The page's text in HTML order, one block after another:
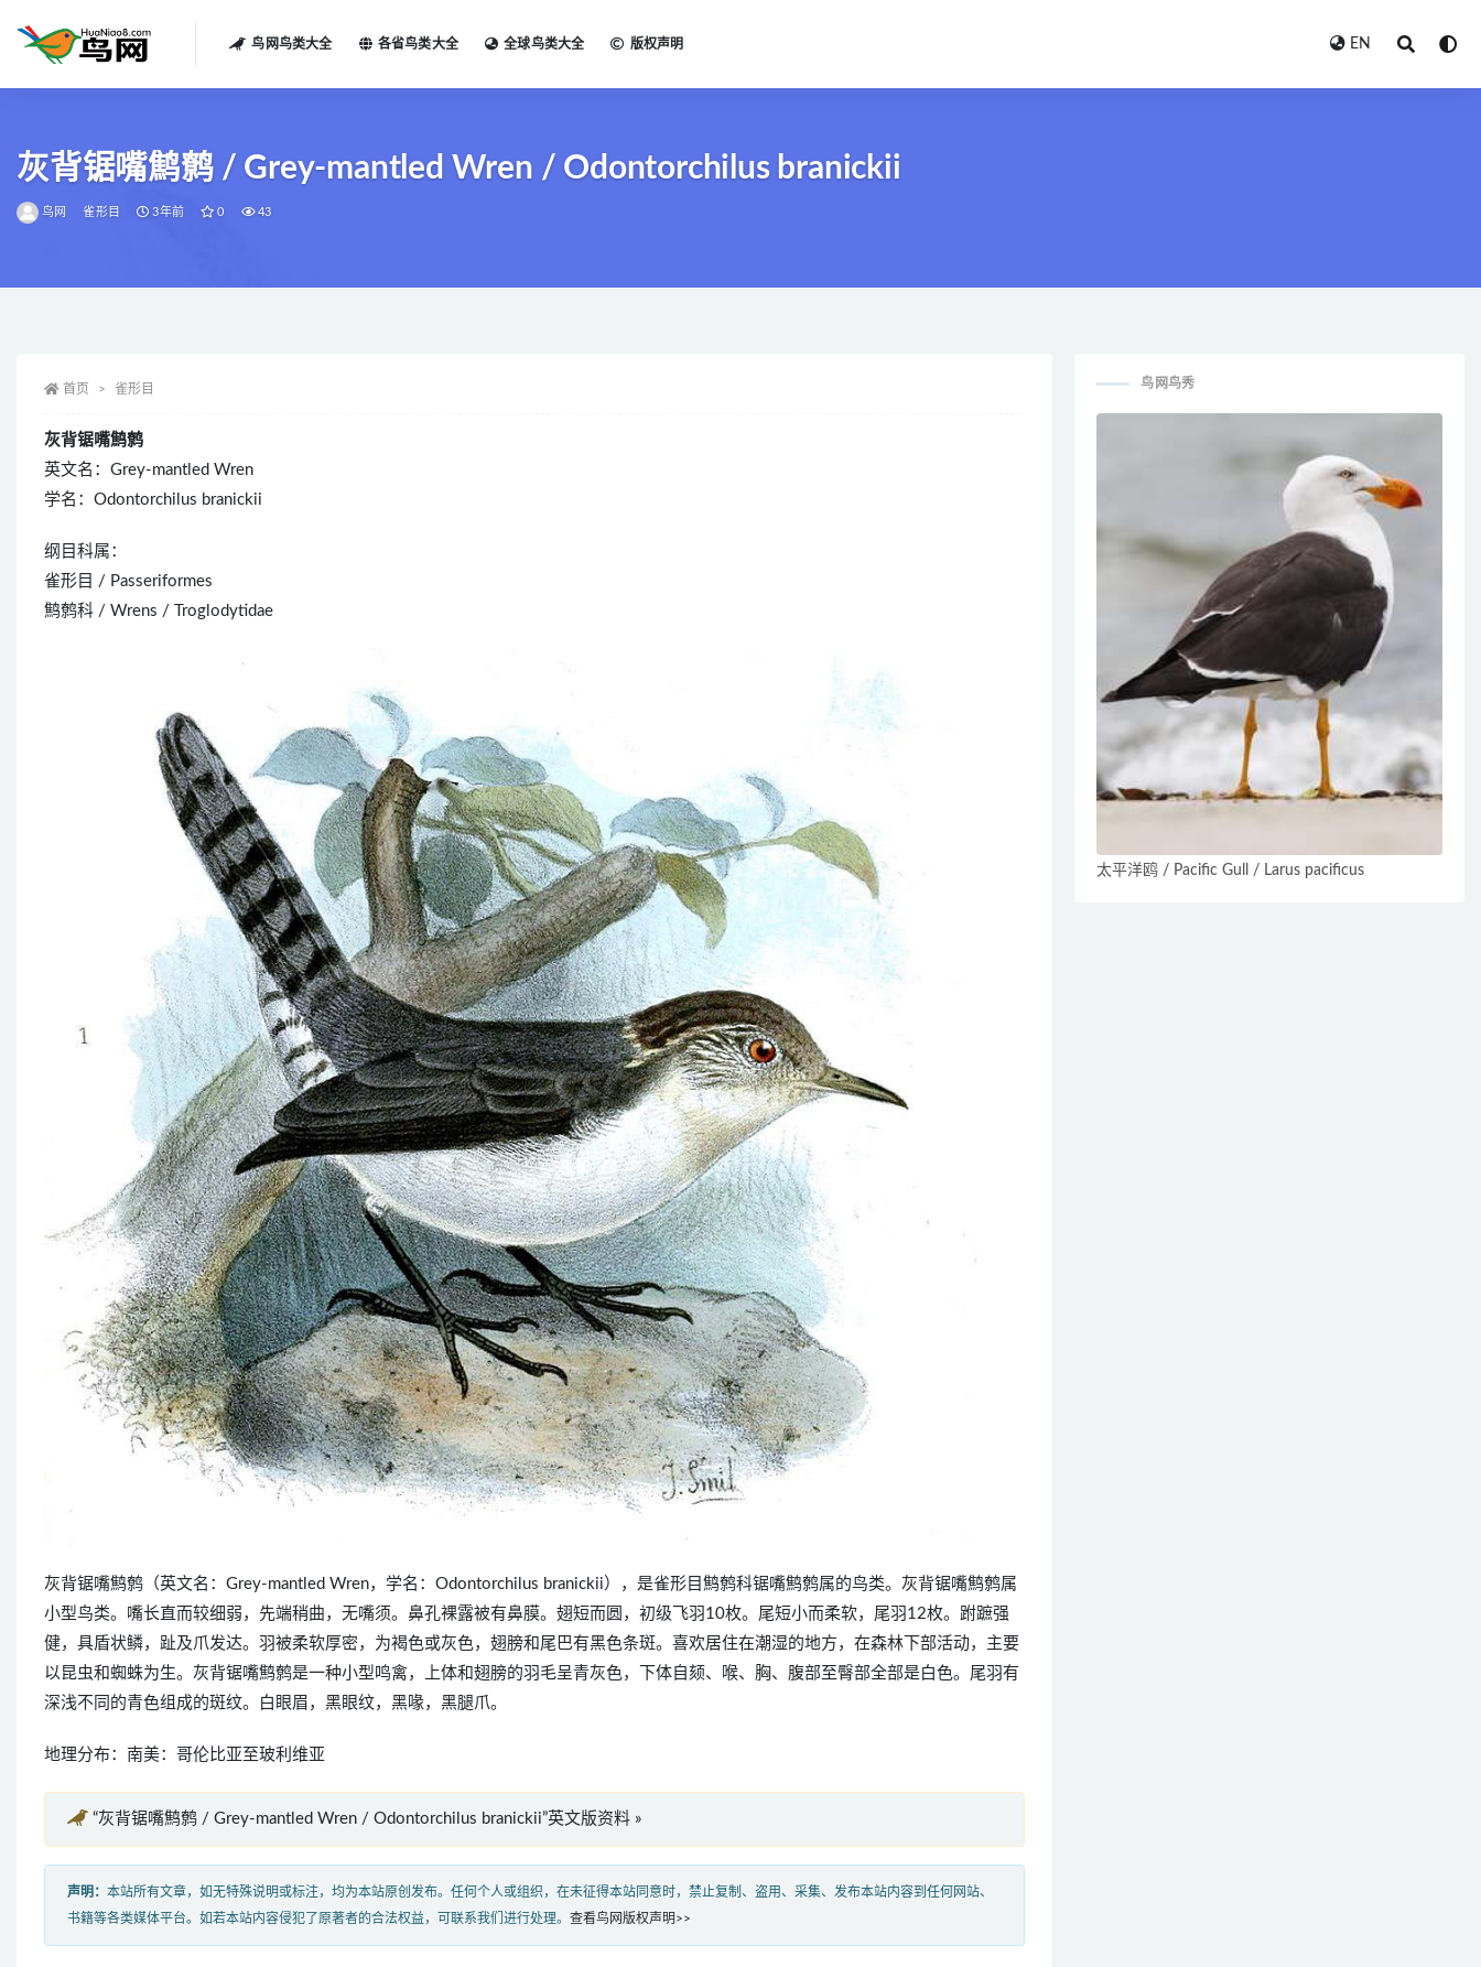
鸟网鸟类大全 各省鸟类大全 全球鸟类大全 版权声明 EN
灰背锯嘴鹪鹩 / Grey-mantled Wren / Odontorchilus branickii
鸟网 雀形目 3年前 0 43
首页 雀形目
灰背锯嘴鹪鹩
英文名：Grey-mantled Wren
学名：Odontorchilus branickii
纲目科属：
雀形目 / Passeriformes
鹪鹩科 / Wrens / Troglodytidae
灰背锯嘴鹪鹩（英文名：Grey-mantled Wren，学名：Odontorchilus branickii），是雀形目鹪鹩科锯嘴鹪鹩属的鸟类。灰背锯嘴鹪鹩属
小型鸟类。嘴长直而较细弱，先端稍曲，无嘴须。鼻孔裸露被有鼻膜。翅短而圆，初级飞羽10枚。尾短小而柔软，尾羽12枚。跗蹠强
健，具盾状鳞，趾及爪发达。羽被柔软厚密，为褐色或灰色，翅膀和尾巴有黑色条斑。喜欢居住在潮湿的地方，在森林下部活动，主要
以昆虫和蜘蛛为生。灰背锯嘴鹪鹩是一种小型鸣禽，上体和翅膀的羽毛呈青灰色，下体自颏、喉、胸、腹部至臀部全部是白色。尾羽有
深浅不同的青色组成的斑纹。白眼眉，黑眼纹，黑喙，黑腿爪。
地理分布：南美：哥伦比亚至玻利维亚
“灰背锯嘴鹪鹩 / Grey-mantled Wren / Odontorchilus branickii”英文版资料 »
声明： 本站所有文章，如无特殊说明或标注，均为本站原创发布。任何个人或组织，在未征得本站同意时，禁止复制、盗用、采集、发布本站内容到任何网站、
书籍等各类媒体平台。如若本站内容侵犯了原著者的合法权益，可联系我们进行处理。 查看鸟网版权声明>>
鸟网鸟秀
太平洋鸥 / Pacific Gull / Larus pacificus